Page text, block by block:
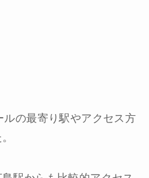
ルの最寄り駅やアクセス方